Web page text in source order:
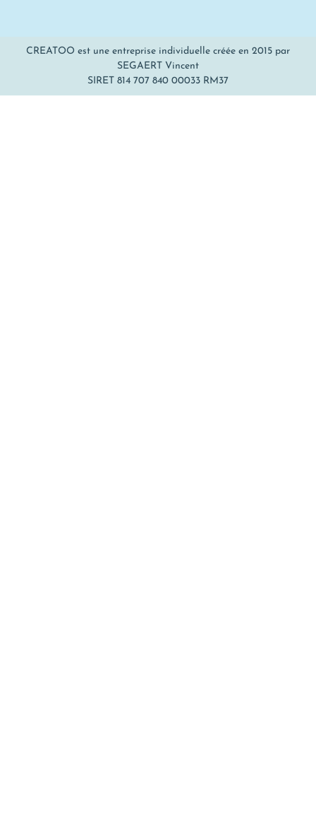
CREATOO est une entreprise individuelle créée en 2015 par
SEGAERT Vincent
SIRET 814 707 840 00033 RM37